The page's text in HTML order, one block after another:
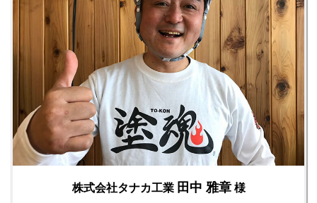
株式会社タナカ工業 田中 雅章様